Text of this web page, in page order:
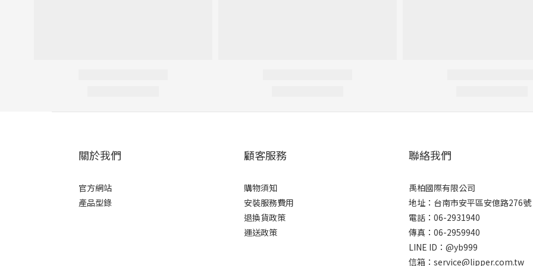
關於我們
官方網站
產品型錄
顧客服務
購物須知
安裝服務費用
退換貨政策
運送政策
聯絡我們
禹柏國際有限公司
地址：台南市安平區安億路276號
電話：06-2931940
傳真：06-2959940
LINE ID：@yb999
信箱：service@lipper.com.tw